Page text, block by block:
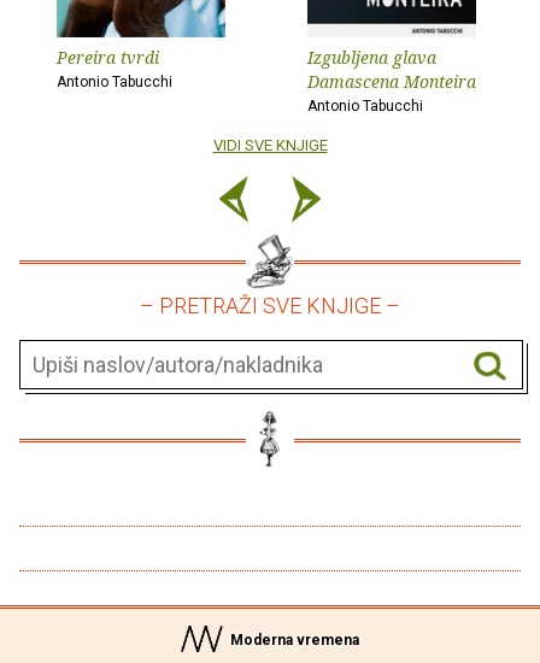
Pereira tvrdi
Antonio Tabucchi
Izgubljena glava
Damascena Monteira
Antonio Tabucchi
VIDI SVE KNJIGE
– PRETRAŽI SVE KNJIGE –
Moderna vremena